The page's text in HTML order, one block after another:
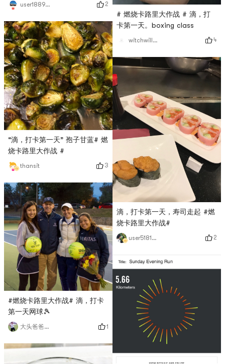
user1889391224 2
“滴，打卡第一天” 孢子甘蓝# 燃
烧卡路里大作战 #
thansit 3
#燃烧卡路里大作战# 滴，打卡
第一天网球🎾
大头爸爸欢乐多 1
# 燃烧卡路里大作战 # 滴，打
卡第一天。boxing class
witchwillw7 4
滴，打卡第一天，寿司走起 #燃
烧卡路里大作战#
user5181420957 2